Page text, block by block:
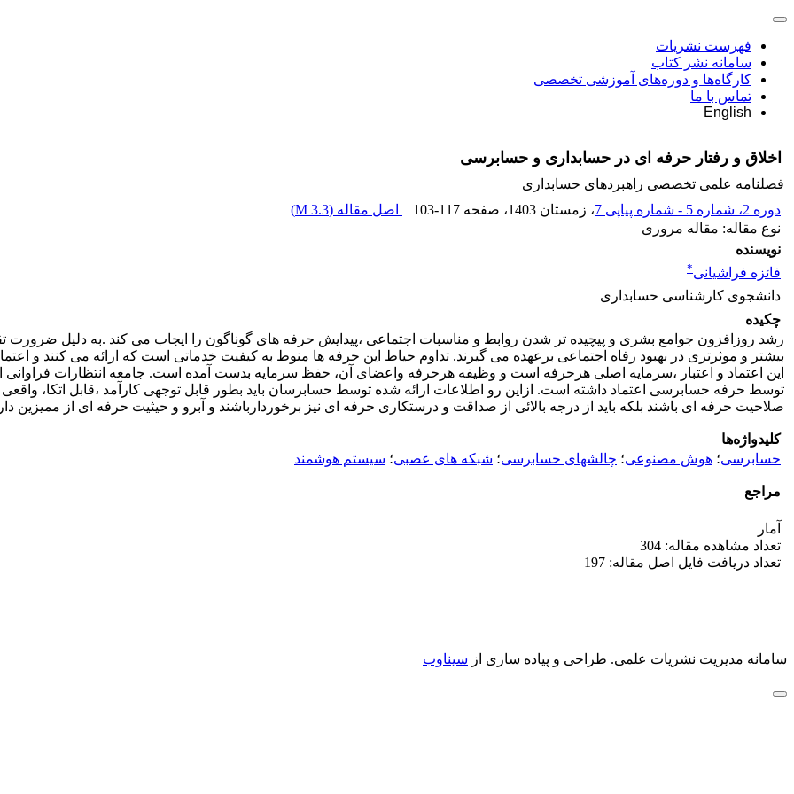
فهرست نشریات
سامانه نشر کتاب
کارگاه‌ها و دوره‌های آموزشی تخصصی
تماس با ما
English
اخلاق و رفتار حرفه ای در حسابداری و حسابرسی
فصلنامه علمی تخصصی راهبردهای حسابداری
دوره 2، شماره 5 - شماره پیاپی 7
، زمستان 1403 ، صفحه 103-117 اصل مقاله (3.3 M
)
نوع مقاله: مقاله مروری
نویسنده
فائزه فراشیانی*
دانشجوی کارشناسی حسابداری
چکیده
رشد روزافزون جوامع بشری و پیچیده تر شدن روابط و مناسبات اجتماعی ،پیدایش حرفه های گوناگون را ایجاب می کند .به دلیل
بیشتر و موثرتری در بهبود رفاه اجتماعی برعهده می گیرند. تداوم حیاط این حرفه ها منوط به کیفیت خدماتی است که ارائه می کنند و
این اعتماد و اعتبار ،سرمایه اصلی هرحرفه است و وظیفه هرحرفه واعضای آن، حفظ سرمایه بدست آمده است. جامعه انتظارات فراوانی
توسط حرفه حسابرسی اعتماد داشته است. ازاین رو اطلاعات ارائه شده توسط حسابرسان باید بطور قابل توجهی کارآمد ،قابل اتکا،
صلاحیت حرفه ای باشند بلکه باید از درجه بالائی از صداقت و درستکاری حرفه ای نیز برخوردارباشند و آبرو و حیثیت حرفه ای از ممیزین
کلیدواژه‌ها
حسابرسی؛ هوش مصنوعی؛ چالشهای حسابرسی؛ شبکه های عصبی؛ سیستم هوشمند
مراجع
آمار
تعداد مشاهده مقاله: 304
تعداد دریافت فایل اصل مقاله: 197
سامانه مدیریت نشریات علمی. طراحی و پیاده سازی از سیناوب